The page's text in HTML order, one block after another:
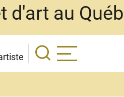
d'art au